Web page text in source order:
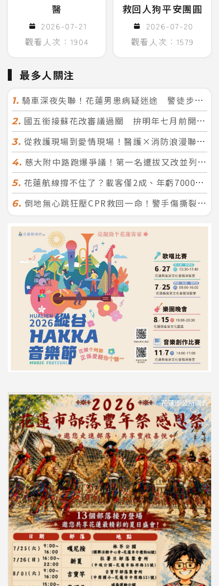
醫
2026-07-21
觀看人次：1904
救回人狗平安團圓
2026-07-20
觀看人次：1579
最多人關注
1. 騎車深夜失聯！花蓮男患病疑迷途 警徒步百米急尋救回一命
2. 國五銜接蘇花改審議過關 拚明年七月前開工！台北花蓮2小時生活圈成形
3. 從救護現場到愛情現場！醫護×消防浪漫聯誼 32人配對成功5對
4. 慈大附中路跑爆爭議！第一名遭拔又改並列 家長怒：難以接受
5. 花蓮航線撐不住了？載客僅2成、年虧7000萬 華信喊：真的快飛不下去
6. 倒地無心跳狂壓CPR救回一命！警手傷撕裂仍不放手 竟救到藝人何篤霖哥哥